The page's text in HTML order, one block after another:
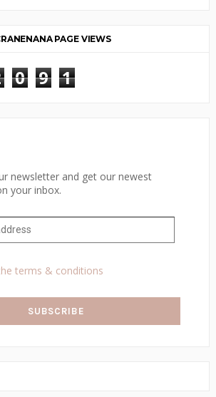
PAGE VIEWS
0 9 1
newsletter and get our newest
your inbox.
terms & conditions